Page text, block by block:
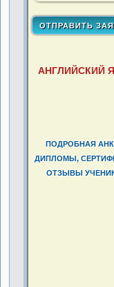
АНГЛИЙСКИЙ
ПОДРОБНАЯ
ДИПЛОМЫ,
ОТЗЫВЫ